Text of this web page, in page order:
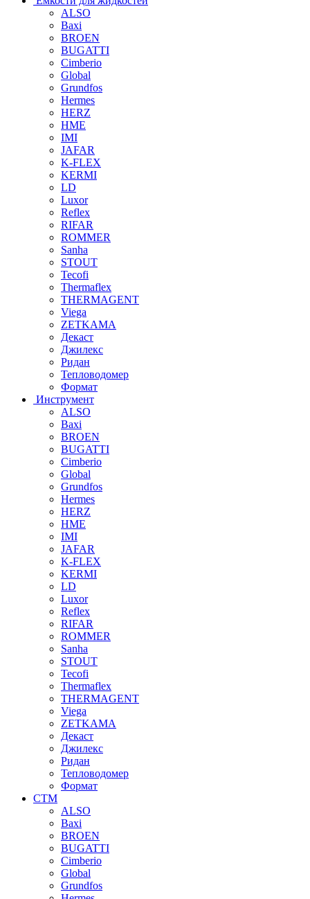
ALSO
Baxi
BROEN
BUGATTI
Cimberio
Global
Grundfos
Hermes
HERZ
HME
IMI
JAFAR
K-FLEX
KERMI
LD
Luxor
Reflex
RIFAR
ROMMER
Sanha
STOUT
Tecofi
Thermaflex
THERMAGENT
Viega
ZETKAMA
Декаст
Джилекс
Ридан
Тепловодомер
Формат
Инструмент
ALSO
Baxi
BROEN
BUGATTI
Cimberio
Global
Grundfos
Hermes
HERZ
HME
IMI
JAFAR
K-FLEX
KERMI
LD
Luxor
Reflex
RIFAR
ROMMER
Sanha
STOUT
Tecofi
Thermaflex
THERMAGENT
Viega
ZETKAMA
Декаст
Джилекс
Ридан
Тепловодомер
Формат
СТМ
ALSO
Baxi
BROEN
BUGATTI
Cimberio
Global
Grundfos